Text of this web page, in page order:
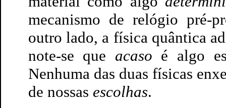
mecanismo de relógio pré-
outro lado, a física quântica
note-se que acaso é algo
Nenhuma das duas físicas
de nossas escolhas.